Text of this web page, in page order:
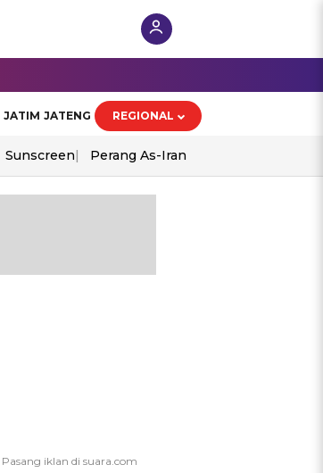
JATIM JATENG REGIONAL
Sunscreen Perang As-Iran